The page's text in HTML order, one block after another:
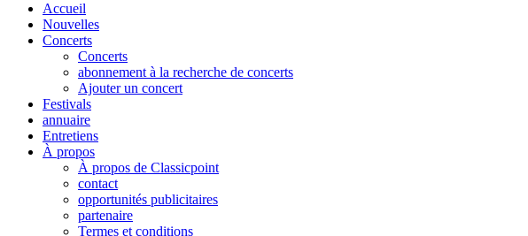
Accueil
Nouvelles
Concerts
Concerts
abonnement à la recherche de concerts
Ajouter un concert
Festivals
annuaire
Entretiens
À propos
À propos de Classicpoint
contact
opportunités publicitaires
partenaire
Termes et conditions